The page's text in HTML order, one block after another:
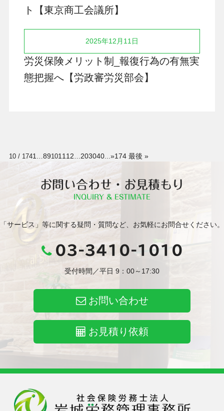
ト【東京商工会議所】
2025年12月11日
労災保険メリット制_報復行為の有無実
態把握へ【労政審労災部会】
10 / 1741…891011 12…203040...»174 最後 »
お問い合わせ・お見積もり
INQUIRY & ESTIMATE
「サービス」等に関する疑問・質問など、お気軽にお問合せください。
03-3410-1010
受付時間／平日 9：00～17:30
お問い合わせ
お見積り依頼